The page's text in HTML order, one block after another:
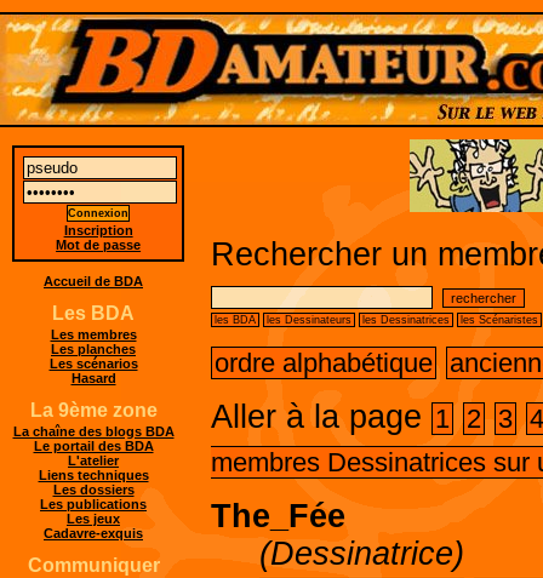
Rechercher un
les BDA les Dessinateurs les Dessinatrices les Scénaristes
ordre alphabétique
Aller à la page 1 2 3
membres Dessinatrices sur
The_Fée
(Dessinatrice)
Inscription
Mot de passe
Accueil de BDA
Les BDA
Les membres
Les planches
Les scénarios
Hasard
La 9ème zone
La chaîne des blogs BDA
Le portail des BDA
L'atelier
Liens techniques
Les dossiers
Les publications
Les jeux
Cadavre-exquis
Communiquer